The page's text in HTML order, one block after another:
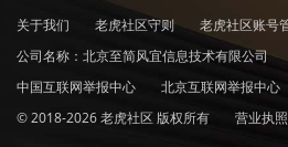
关于我们 老虎社区守则 老虎社区账号
公司名称：北京至简风宜信息技术有限公司
中国互联网举报中心
北京互联网举报中心
© 2018-2026 老虎社区 版权所有
营业执照